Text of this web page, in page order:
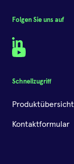
Folgen Sie uns auf
LinkedIn
YouTube
Schnellzugriff
Produktübersicht
Kontaktformular